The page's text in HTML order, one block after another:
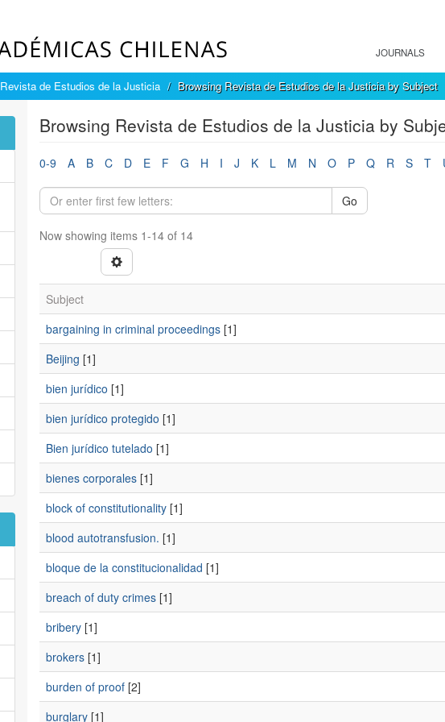
JOURNALS
Revista de Estudios de la Justicia Browsing Revista de Estudios de la Justicia by Subject
Browsing Revista de Estudios de la Justicia by
0-9 A B C D E F G H I J K L M N O P Q R S T
Go
Now showing items 1-14 of 14
Subject
bargaining in criminal proceedings[1]
Beijing [1]
bien jurídico [1]
bien jurídico protegido [1]
Bien jurídico tutelado [1]
bienes corporales[1]
block of constitutionality[1]
blood autotransfusion. [1]
bloque de la constitucionalidad [1]
breach of duty crimes[1]
bribery[1]
brokers[1]
burden of proof[2]
burglary[1]